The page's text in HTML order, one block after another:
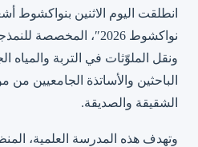
انطلقت اليوم الاثنين بنواكشوط
نواكشوط 2026″، المخصصة
ونقل الملوّثات في التربة والمياه
الباحثين والأساتذة الجامعيين من
الشقيقة والصديقة.